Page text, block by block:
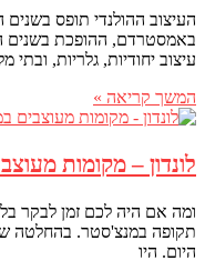
העיצוב ההולנדי תופס
באמסטרדם, ההופכת בשנים
עיצוב יחודיות, גלריות,
המשך קריאה »
לונדון – מקומות
ומה אם היה לכם זמן לבקר
תקופה במנצ'סטר. בהחלטה של
היום. היו